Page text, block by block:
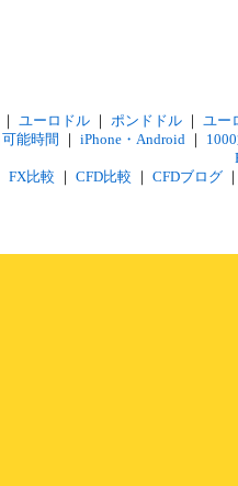
｜ ユーロドル｜ ポンドドル｜ ユー
能時間 ｜ iPhone・Android ｜
FX比較 ｜ CFD比較 ｜ CFDブログ